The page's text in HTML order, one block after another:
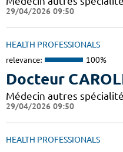
29/04/2026 09:50
HEALTH PROFESSIONALS
relevance: 100%
Docteur
Médecin autres
29/04/2026 09:50
HEALTH PROFESSIONALS